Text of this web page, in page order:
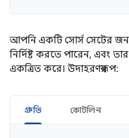
আপনি একটি সোর্স সেটের
নির্দিষ্ট করতে পারেন, এবং
একত্রিত করে। উদাহরণস্বরূপ:
গ্রুভি কোটলিন